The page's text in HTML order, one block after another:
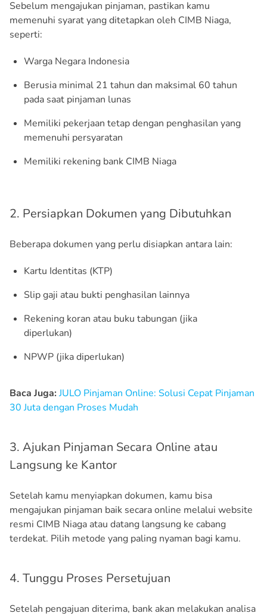
Sebelum mengajukan pinjaman, pastikan kamu
memenuhi syarat yang ditetapkan oleh CIMB Niaga,
seperti:
Warga Negara Indonesia
Berusia minimal 21 tahun dan maksimal 60 tahun
pada saat pinjaman lunas
Memiliki pekerjaan tetap dengan penghasilan yang
memenuhi persyaratan
Memiliki rekening bank CIMB Niaga
2. Persiapkan Dokumen yang Dibutuhkan
Beberapa dokumen yang perlu disiapkan antara lain:
Kartu Identitas (KTP)
Slip gaji atau bukti penghasilan lainnya
Rekening koran atau buku tabungan (jika
diperlukan)
NPWP (jika diperlukan)
Baca Juga:JULO Pinjaman Online: Solusi Cepat Pinjaman
30 Juta dengan Proses Mudah
3. Ajukan Pinjaman Secara Online atau
Langsung ke Kantor
Setelah kamu menyiapkan dokumen, kamu bisa
mengajukan pinjaman baik secara online melalui website
resmi CIMB Niaga atau datang langsung ke cabang
terdekat. Pilih metode yang paling nyaman bagi kamu.
4. Tunggu Proses Persetujuan
Setelah pengajuan diterima, bank akan melakukan analisa